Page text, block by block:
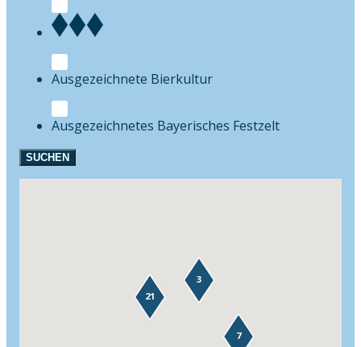
Bierkultur
Festzelt
SUCHEN
7
21
3